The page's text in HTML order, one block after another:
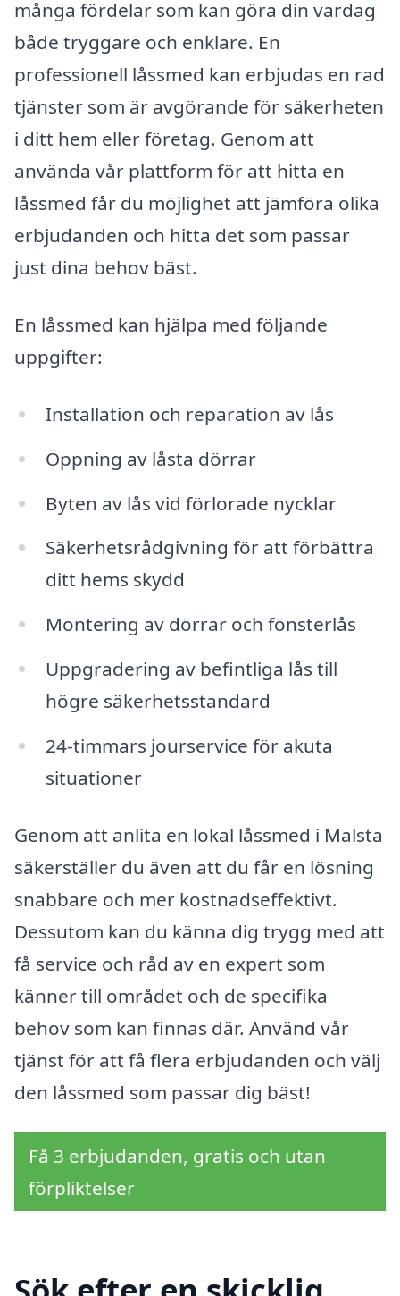
många fördelar som kan göra din vardag
både tryggare och enklare. En
professionell låssmed kan erbjudas en rad
tjänster som är avgörande för säkerheten
i ditt hem eller företag. Genom att
använda vår plattform för att hitta en
låssmed får du möjlighet att jämföra olika
erbjudanden och hitta det som passar
just dina behov bäst.
En låssmed kan hjälpa med följande
uppgifter:
Installation och reparation av lås
Öppning av låsta dörrar
Byten av lås vid förlorade nycklar
Säkerhetsrådgivning för att förbättra
ditt hems skydd
Montering av dörrar och fönsterlås
Uppgradering av befintliga lås till
högre säkerhetsstandard
24-timmars jourservice för akuta
situationer
Genom att anlita en lokal låssmed i Malsta
säkerställer du även att du får en lösning
snabbare och mer kostnadseffektivt.
Dessutom kan du känna dig trygg med att
få service och råd av en expert som
känner till området och de specifika
behov som kan finnas där. Använd vår
tjänst för att få flera erbjudanden och välj
den låssmed som passar dig bäst!
Få 3 erbjudanden, gratis och utan
förpliktelser